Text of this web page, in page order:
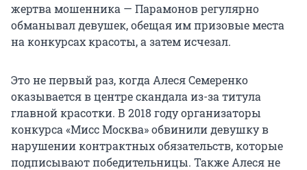
жертва мошенника — Парамонов регулярно
обманывал девушек, обещая им призовые места
на конкурсах красоты, а затем исчезал.
Это не первый раз, когда Алеся Семеренко
оказывается в центре скандала из-за титула
главной красотки. В 2018 году организаторы
конкурса «Мисс Москва» обвинили девушку в
нарушении контрактных обязательств, которые
подписывают победительницы. Также Алеся не